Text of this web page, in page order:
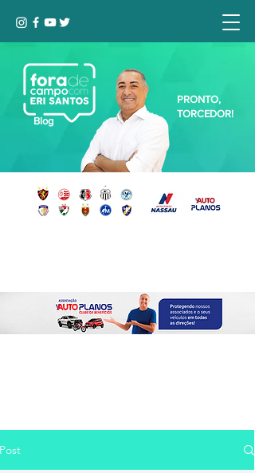
Blog
PRONTO,
TORCEDOR!
Post